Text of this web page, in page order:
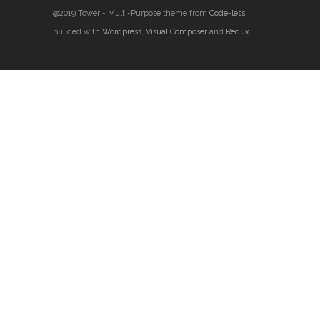
@2019 Tower - Multi-Purpose theme from Code-less,
builded with Wordpress, Visual Composer and Redux